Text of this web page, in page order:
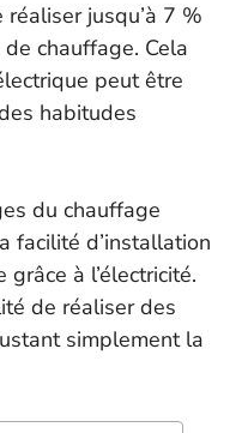
jusqu’à 7 %
chauffage. Cela
peut être
habitudes
du chauffage
facilité d’installation
à l’électricité.
de réaliser des
simplement la